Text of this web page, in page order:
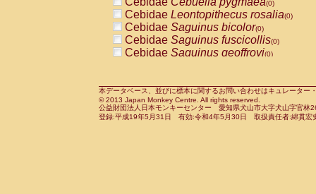
CercopithecidaeCercocebus
CercopithecidaeCercocebus
CercopithecidaeCercocebus
CercopithecidaeCercocebushybrid
CercopithecidaePapio anubis(0)
CercopithecidaePapio cynocephalus
CercopithecidaePapio hamadryas(0)
(0)
Cebidae Leontopithecus rosalia(0)
Cebidae Saguinus bicolor(0)
Cebidae Saguinus fuscicollis(0)
Cebidae Saguinus geoffroyi(0)
CebidaeSaguinus leucopus(0)
CebidaeSaguinus midas(0)
Cebidae Saguinus mystax(0)
本データベース、並びに標本に関するお問い合わせはキュレータ
© 2013 Japan Monkey Centre. All rights reserved.
公益財団法人日本モンキーセンター 愛知県犬山市大字犬山字官
登録:平成19年5月31日 有効:令和4年5月30日 取扱責任者:綿貫宏